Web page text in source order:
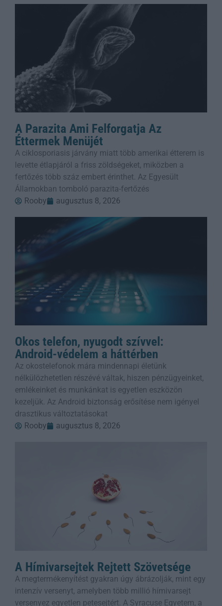
A Parazita Ami Felforgatja Az
Éttermek Menüjét
A ciklosporiasis járvány miatt több amerikai étterem is
levette étlapjáról a friss zöldségeket, miközben a
fertőzés több száz embert érinthet. Az Egyesült
Államokban tomboló parazita-fertőzés
Rooby
augusztus 8, 2026
Okos telefon, nyugodt szívvel:
Android-védelem a háttérben
Az okostelefonok mára mindennapi életünk
nélkülözhetetlen részévé váltak, hiszen pénzügyeinket,
emlékeinket és munkánkat is egyetlen eszközön
kezeljük. Az Android biztonság erősítése nem igényel
drasztikus változtatásokat
Rooby
augusztus 8, 2026
A Hímivarsejtek Rejtett Szövetsége
A megtermékenyítést gyakran úgy ábrázolják, mint egy
intenzív versenyt, amelyben több millió hímivarsejt
versenyez egyetlen petesejtért. A Syracuse Egyetem, a